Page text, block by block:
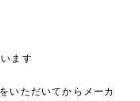
ます
いただいてからメーカ